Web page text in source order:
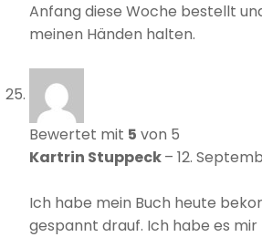
Anfang diese Woche bestellt
meinen Händen halten.
Bewertet mit 5 von 5
Kartrin Stuppeck– 12.
Ich habe mein Buch heute
gespannt drauf. Ich habe es